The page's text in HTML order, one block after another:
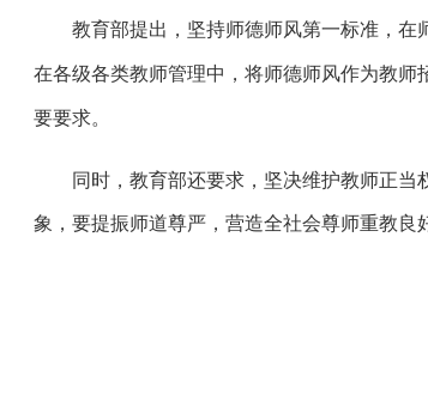
教育部提出，坚持师德师风第一标准，在师
在各级各类教师管理中，将师德师风作为教
要要求。
同时，教育部还要求，坚决维护教师正当
象，要提振师道尊严，营造全社会尊师重教良